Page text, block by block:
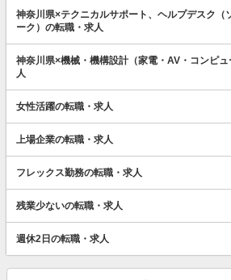
神奈川県×テクニカルサポート、ヘルプデスク（
ーク）の転職・求人
神奈川県×機械・機構設計（家電・AV・コンピ
人
女性活躍の転職・求人
上場企業の転職・求人
フレックス勤務の転職・求人
残業少ないの転職・求人
週休2日の転職・求人